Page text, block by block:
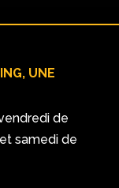
UNE
de
samedi de